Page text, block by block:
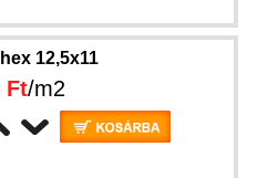
12,5x11
Ft/m2